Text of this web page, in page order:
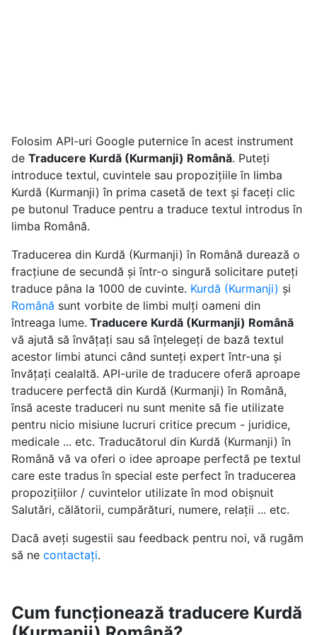
Folosim API-uri Google puternice în acest instrument
de Traducere Kurdă (Kurmanji) Română. Puteți
introduce textul, cuvintele sau propozițiile în limba
Kurdă (Kurmanji) în prima casetă de text și faceți clic
pe butonul Traduce pentru a traduce textul introdus în
limba Română.
Traducerea din Kurdă (Kurmanji) în Română durează o
fracțiune de secundă și într-o singură solicitare puteți
traduce pâna la 1000 de cuvinte. Kurdă (Kurmanji) și
Română sunt vorbite de limbi mulți oameni din
întreaga lume. Traducere Kurdă (Kurmanji) Română
vă ajută să învățați sau să înțelegeți de bază textul
acestor limbi atunci când sunteți expert într-una și
învățați cealaltă. API-urile de traducere oferă aproape
traducere perfectă din Kurdă (Kurmanji) în Română,
însă aceste traduceri nu sunt menite să fie utilizate
pentru nicio misiune lucruri critice precum - juridice,
medicale ... etc. Traducătorul din Kurdă (Kurmanji) în
Română vă va oferi o idee aproape perfectă pe textul
care este tradus în special este perfect în traducerea
propozițiilor / cuvintelor utilizate în mod obișnuit
Salutări, călătorii, cumpărături, numere, relații ... etc.
Dacă aveți sugestii sau feedback pentru noi, vă rugăm
să ne contactați.
Cum funcționează traducere Kurdă